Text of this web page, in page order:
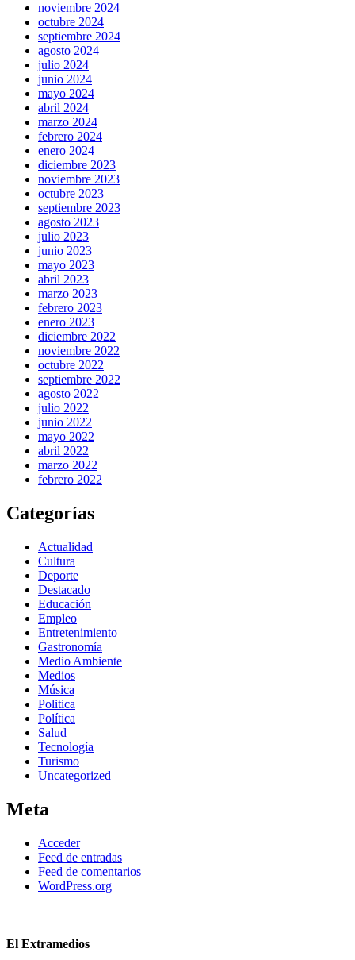
noviembre 2024
octubre 2024
septiembre 2024
agosto 2024
julio 2024
junio 2024
mayo 2024
abril 2024
marzo 2024
febrero 2024
enero 2024
diciembre 2023
noviembre 2023
octubre 2023
septiembre 2023
agosto 2023
julio 2023
junio 2023
mayo 2023
abril 2023
marzo 2023
febrero 2023
enero 2023
diciembre 2022
noviembre 2022
octubre 2022
septiembre 2022
agosto 2022
julio 2022
junio 2022
mayo 2022
abril 2022
marzo 2022
febrero 2022
Categorías
Actualidad
Cultura
Deporte
Destacado
Educación
Empleo
Entretenimiento
Gastronomía
Medio Ambiente
Medios
Música
Politica
Política
Salud
Tecnología
Turismo
Uncategorized
Meta
Acceder
Feed de entradas
Feed de comentarios
WordPress.org
El Extramedios